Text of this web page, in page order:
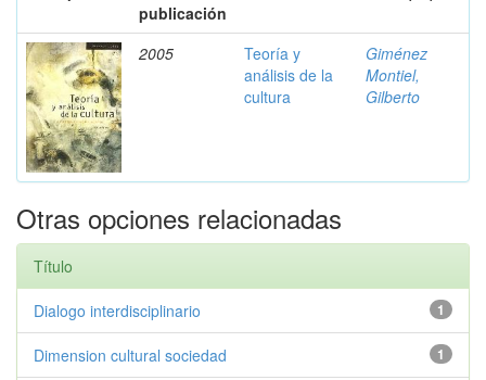
publicación
2005
Teoría y
análisis de la
cultura
Giménez
Montiel,
Gilberto
Otras opciones relacionadas
Título
1
Dialogo interdisciplinario
1
Dimension cultural sociedad